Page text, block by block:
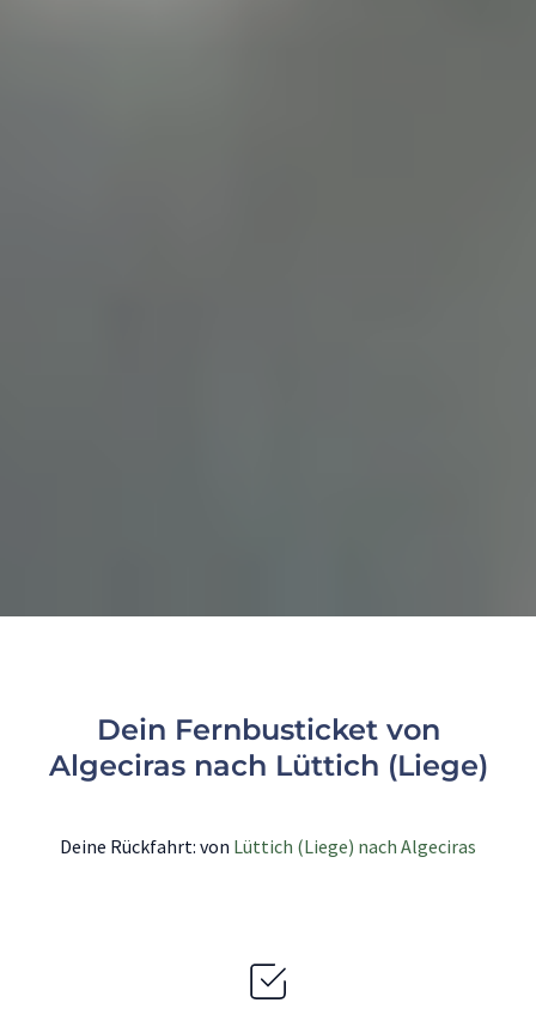
Dein Fernbusticket von
Algeciras nach Lüttich (Liege)
Deine Rückfahrt: von Lüttich (Liege) nach Algeciras